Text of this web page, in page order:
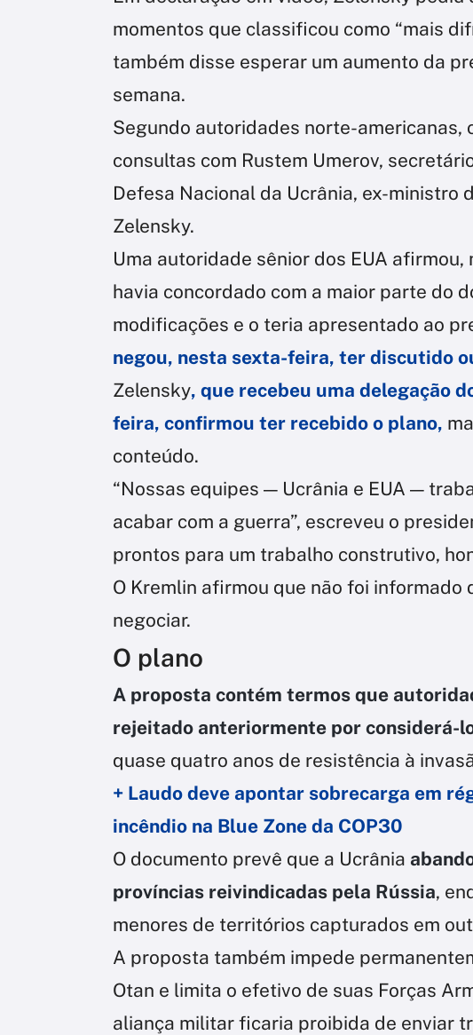
momentos que classificou como “mais
também disse esperar um aumento da
semana.
Segundo autoridades norte-americanas,
consultas com Rustem Umerov,
Defesa Nacional da Ucrânia, ex-ministro
Zelensky.
Uma autoridade sênior dos EUA
havia concordado com a maior parte do
modificações e o teria apresentado ao
negou, nesta sexta-feira, ter discutido
Zelensky, que recebeu uma delegação
feira, confirmou ter recebido o plano,
conteúdo.
“Nossas equipes — Ucrânia e EUA —
acabar com a guerra”, escreveu o
prontos para um trabalho construtivo,
O Kremlin afirmou que não foi informado
negociar.
O plano
A proposta contém termos que
rejeitado anteriormente por considerá-
quase quatro anos de resistência à
+ Laudo deve apontar sobrecarga em
incêndio na Blue Zone da COP30
O documento prevê que a Ucrânia
províncias reivindicadas pela Rússia,
menores de territórios capturados em
A proposta também impede
Otan e limita o efetivo de suas Forças
aliança militar ficaria proibida de enviar